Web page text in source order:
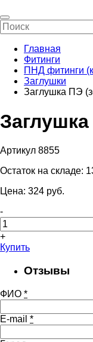
Главная
Фитинги
ПНД фитинги
Заглушки
Заглушка ПЭ
Артикул 8855
Остаток на складе:
Цена: 324 pуб.
-
+
Купить
Отзывы
ФИО *
E-mail *